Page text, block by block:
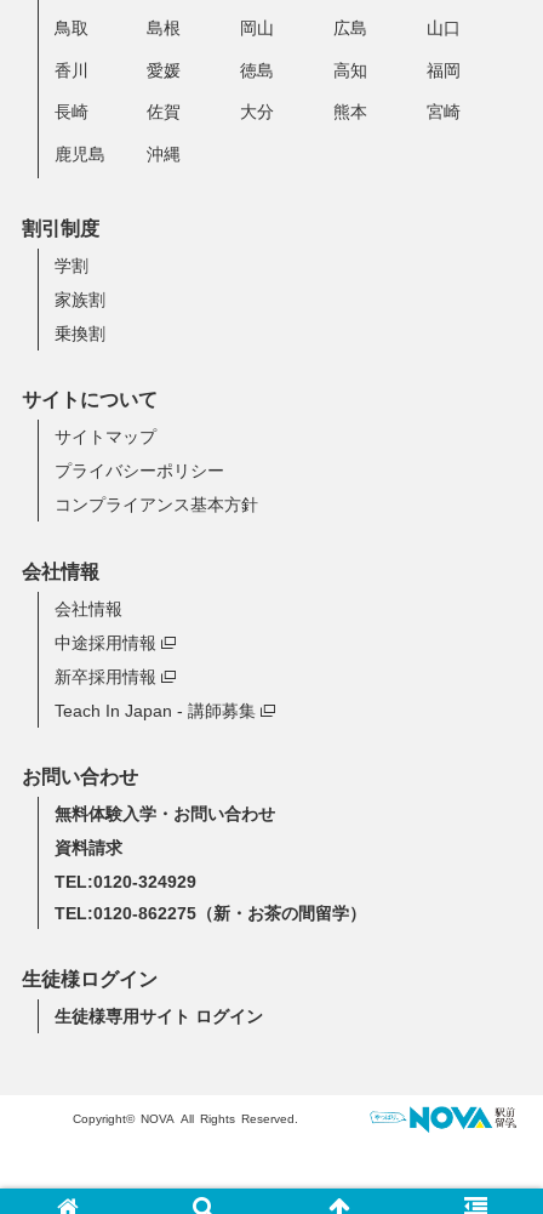
鳥取 島根 岡山 広島 山口
香川 愛媛 徳島 高知 福岡
長崎 佐賀 大分 熊本 宮崎
鹿児島 沖縄
割引制度
学割
家族割
乗換割
サイトについて
サイトマップ
プライバシーポリシー
コンプライアンス基本方針
会社情報
会社情報
中途採用情報
新卒採用情報
Teach In Japan - 講師募集
お問い合わせ
無料体験入学・お問い合わせ
資料請求
TEL:0120-324929
TEL:0120-862275（新・お茶の間留学）
生徒様ログイン
生徒様専用サイト ログイン
Copyright© NOVA All Rights Reserved.